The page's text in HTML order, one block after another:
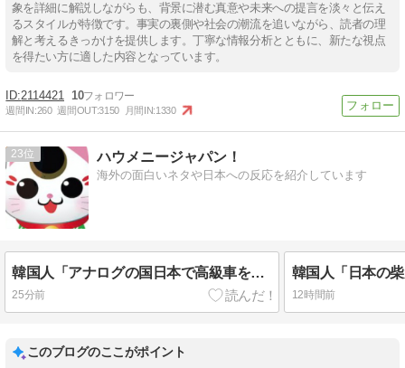
象を詳細に解説しながらも、背景に潜む真意や未来への提言を淡々と伝え
るスタイルが特徴です。事実の裏側や社会の潮流を追いながら、読者の理
解と考えるきっかけを提供します。丁寧な情報分析とともに、新たな視点
を得たい方に適した内容となっています。
2114421 10
週間IN:260 週間OUT:3150 月間IN:1330
23 ハウメニージャパン！
海外の面白いネタや日本への反応を紹介しています
韓国人「アナログの国日本で高級車を買うと葬儀屋さんみたいになります」
25分前 12時間前
このブログのここがポイント